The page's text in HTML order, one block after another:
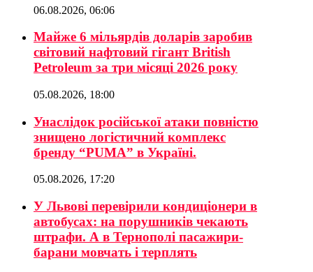
06.08.2026, 06:06
Майже 6 мільярдів доларів заробив
світовий нафтовий гігант British
Petroleum за три місяці 2026 року
05.08.2026, 18:00
Унаслідок російської атаки повністю
знищено логістичний комплекс
бренду “PUMA” в Україні.
05.08.2026, 17:20
У Львові перевірили кондиціонери в
автобусах: на порушників чекають
штрафи. А в Тернополі пасажири-
барани мовчать і терплять